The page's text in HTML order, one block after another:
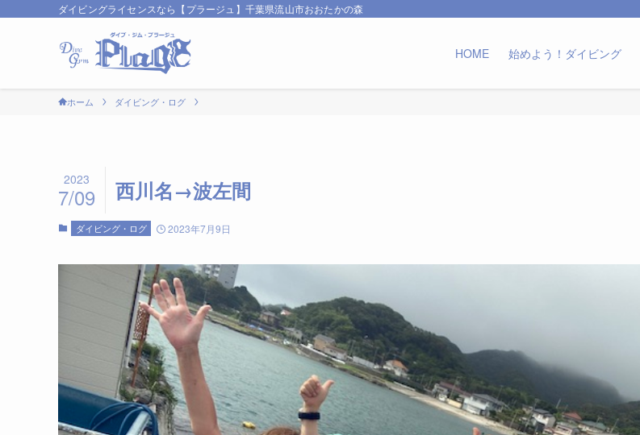
ダイビングライセンスなら【プラージュ】千葉県流山市おおたかの森
HOME 始めよう！ダイビング
ホーム ダイビング・ログ
西川名→波左間
2023
7/09
ダイビング・ログ 2023年7月9日